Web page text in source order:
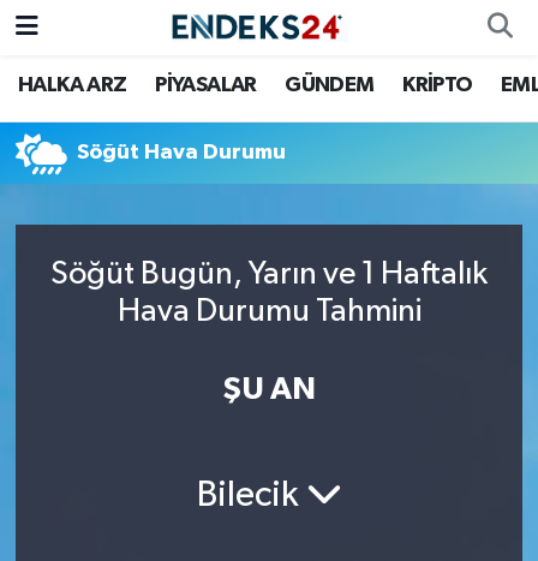
HALKA ARZ PİYASALAR GÜNDEM KRİPTO
Söğüt Hava Durumu
Söğüt Bugün, Yarın ve 1 Haftalık
Hava Durumu Tahmini
ŞU AN
Bilecik
EMLAK
ENERJİ
HALKA ARZ
Nöbetçi Eczaneler
Hava Durumu
Süper Lig Puan Durumu ve Fikstür
Son Dakika Haberleri